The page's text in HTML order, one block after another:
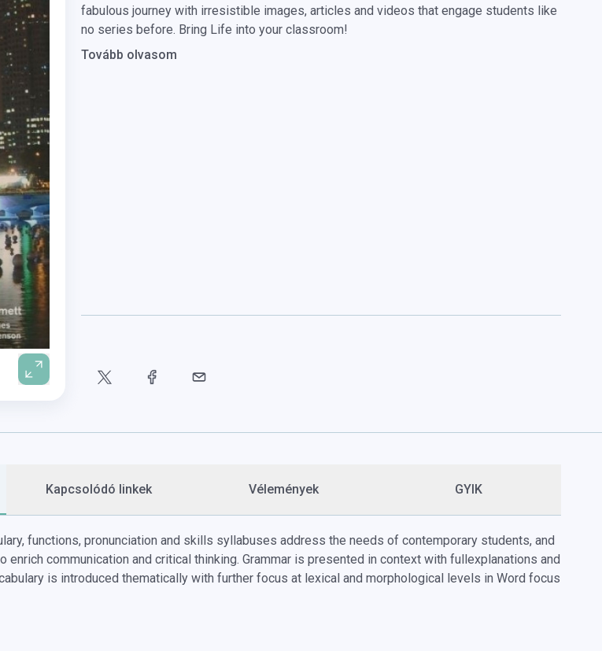
fabulous journey with irresistible images, articles and videos that engage students like
no series before. Bring Life into your classroom!
Tovább olvasom
Kapcsolódó linkek Vélemények GYIK
functions, pronunciation and skills syllabuses address the needs of contemporary students, and
communication and critical thinking. Grammar is presented in context with fullexplanations and
is introduced thematically with further focus at lexical and morphological levels in Word focus